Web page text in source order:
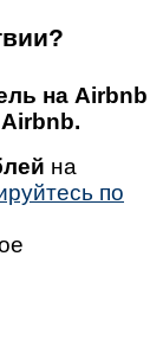
на Airbnb
на
по